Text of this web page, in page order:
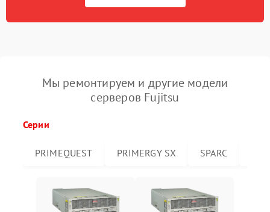
Мы ремонтируем и другие модели
серверов Fujitsu
Серии
PRIMEQUEST PRIMERGY SX SPARC